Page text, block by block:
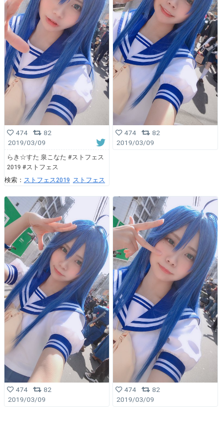
474
82
2019/03/09
らき☆すた 泉こなた #ストフェス
2019 #ストフェス
検索： ストフェス2019 ストフェス
474
82
2019/03/09
474
82
2019/03/09
474
82
2019/03/09